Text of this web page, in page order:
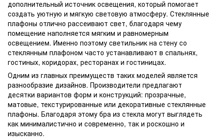
дополнительный источник освещения, который помогает
создать уютную и мягкую световую атмосферу. Стеклянные
плафоны отлично рассеивают свет, благодаря чему
помещение наполняется мягким и равномерным
освещением. Именно поэтому светильник на стену со
стеклянным плафоном часто устанавливают в спальнях,
гостиных, коридорах, ресторанах и гостиницах.
Одним из главных преимуществ таких моделей является
разнообразие дизайнов. Производители предлагают
десятки вариантов форм и конструкций: прозрачные,
матовые, текстурированные или декоративные стеклянные
плафоны. Благодаря этому бра из стекла могут выглядеть
как минималистично и современно, так и роскошно и
изысканно.